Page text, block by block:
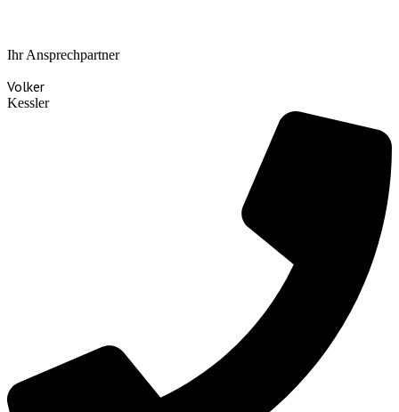
Ihr Ansprechpartner
Volker
Kessler